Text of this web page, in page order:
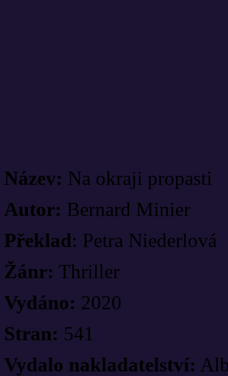
Název: Na okraji propasti
Autor: Bernard Minier
Překlad: Petra Niederlová
Žánr: Thriller
Vydáno: 2020
Stran: 541
Vydalo nakladatelství: